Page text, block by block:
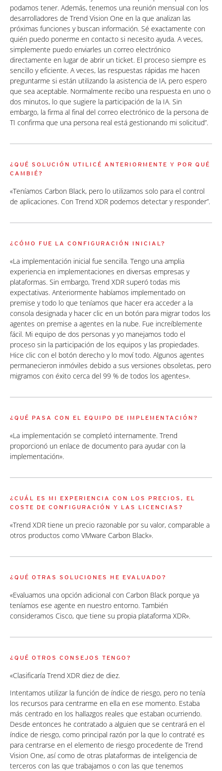
podamos tener. Además, tenemos una reunión mensual con los
desarrolladores de Trend Vision One en la que analizan las
próximas funciones y buscan información. Sé exactamente con
quién puedo ponerme en contacto si necesito ayuda. A veces,
simplemente puedo enviarles un correo electrónico
directamente en lugar de abrir un ticket. El proceso siempre es
sencillo y eficiente. A veces, las respuestas rápidas me hacen
preguntarme si están utilizando la asistencia de IA, pero espero
que sea aceptable. Normalmente recibo una respuesta en uno o
dos minutos, lo que sugiere la participación de la IA. Sin
embargo, la firma al final del correo electrónico de la persona de
TI confirma que una persona real está gestionando mi solicitud”.
¿QUÉ SOLUCIÓN UTILICÉ ANTERIORMENTE Y POR QUÉ
CAMBIÉ?
«Teníamos Carbon Black, pero lo utilizamos solo para el control
de aplicaciones. Con Trend XDR podemos detectar y responder”.
¿CÓMO FUE LA CONFIGURACIÓN INICIAL?
«La implementación inicial fue sencilla. Tengo una amplia
experiencia en implementaciones en diversas empresas y
plataformas. Sin embargo, Trend XDR superó todas mis
expectativas. Anteriormente habíamos implementado on
premise y todo lo que teníamos que hacer era acceder a la
consola designada y hacer clic en un botón para migrar todos los
agentes on premise a agentes en la nube. Fue increíblemente
fácil. Mi equipo de dos personas y yo manejamos todo el
proceso sin la participación de los equipos y las propiedades.
Hice clic con el botón derecho y lo moví todo. Algunos agentes
permanecieron inmóviles debido a sus versiones obsoletas, pero
migramos con éxito cerca del 99 % de todos los agentes».
¿QUÉ PASA CON EL EQUIPO DE IMPLEMENTACIÓN?
«La implementación se completó internamente. Trend
proporcionó un enlace de documento para ayudar con la
implementación».
¿CUÁL ES MI EXPERIENCIA CON LOS PRECIOS, EL
COSTE DE CONFIGURACIÓN Y LAS LICENCIAS?
«Trend XDR tiene un precio razonable por su valor, comparable a
otros productos como VMware Carbon Black».
¿QUÉ OTRAS SOLUCIONES HE EVALUADO?
«Evaluamos una opción adicional con Carbon Black porque ya
teníamos ese agente en nuestro entorno. También
consideramos Cisco, que tiene su propia plataforma XDR».
¿QUÉ OTROS CONSEJOS TENGO?
«Clasificaría Trend XDR diez de diez.
Intentamos utilizar la función de índice de riesgo, pero no tenía
los recursos para centrarme en ella en ese momento. Estaba
más centrado en los hallazgos reales que estaban ocurriendo.
Desde entonces he contratado a alguien que se centrará en el
índice de riesgo, como principal razón por la que lo contraté es
para centrarse en el elemento de riesgo procedente de Trend
Vision One, así como de otras plataformas de inteligencia de
terceros con las que trabajamos o con las que tenemos